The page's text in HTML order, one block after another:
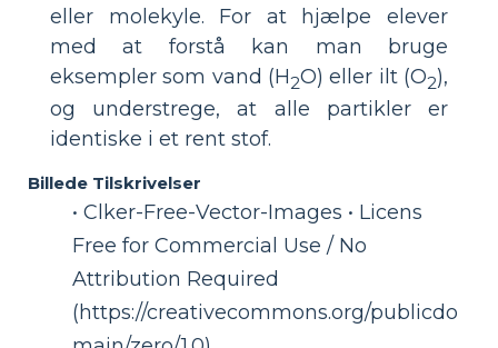
eller molekyle. For at hjælpe elever
med at forstå kan man bruge
eksempler som vand (H2O) eller ilt (O2),
og understrege, at alle partikler er
identiske i et rent stof.
Billede Tilskrivelser
• Clker-Free-Vector-Images • Licens
Free for Commercial Use / No
Attribution Required
(https://creativecommons.org/publicdo